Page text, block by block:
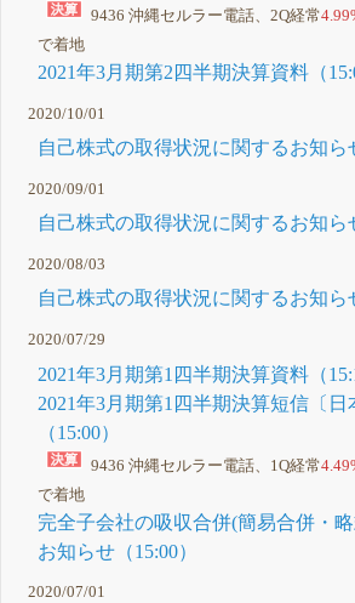
9436 沖縄セルラー電話、2Q経常
で着地
2021年3月期第2四半期決算資料（
2020/10/01
自己株式の取得状況に関するお知ら
2020/09/01
自己株式の取得状況に関するお知ら
2020/08/03
自己株式の取得状況に関するお知ら
2020/07/29
2021年3月期第1四半期決算資料（
2021年3月期第1四半期決算短信〔
（15:00）
9436 沖縄セルラー電話、1Q経常
で着地
完全子会社の吸収合併(簡易合併・
お知らせ（15:00）
2020/07/01